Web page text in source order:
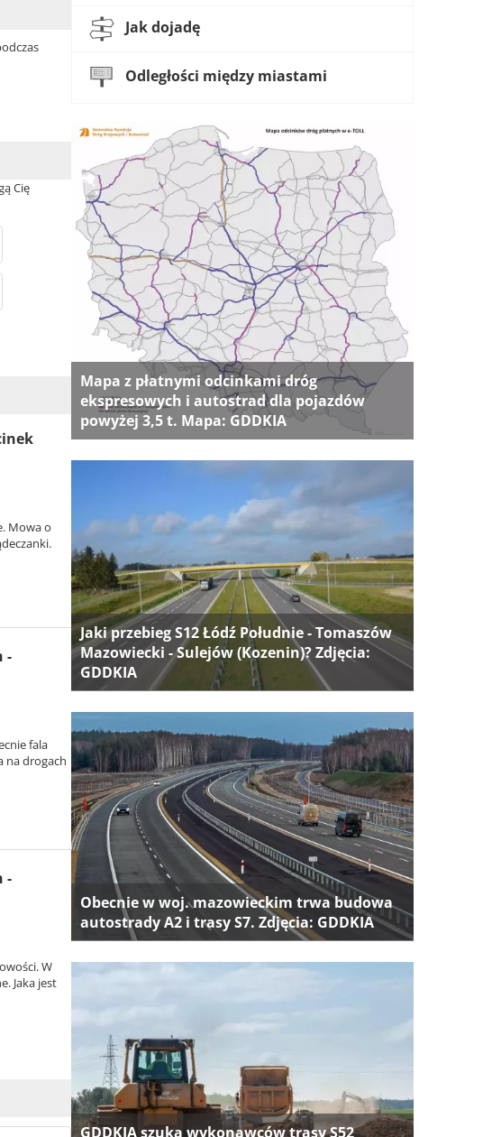
Cię
Mowa o
-
fala
na drogach
-
W
Jaka jest
Jak dojadę
Odległości między miastami
Mapa z płatnymi odcinkami dróg
ekspresowych i autostrad dla pojazdów
powyżej 3,5 t. Mapa: GDDKIA
Jaki przebieg S12 Łódź Południe - Tomaszów
Mazowiecki - Sulejów (Kozenin)? Zdjęcia:
GDDKIA
Obecnie w woj. mazowieckim trwa budowa
autostrady A2 i trasy S7. Zdjęcia: GDDKIA
GDDKIA szuka wykonawców trasy S52